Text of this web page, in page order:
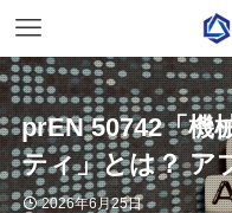
prEN 50742「機
ティ」とは？ ア
2026年6月25日